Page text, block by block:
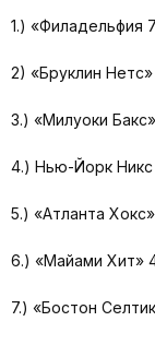
1.) «Филадельфия
2) «Бруклин Нетс»
3.) «Милуоки
4.) Нью-Йорк Никс
5.) «Атланта
6.) «Майами Хит»
7.) «Бостон